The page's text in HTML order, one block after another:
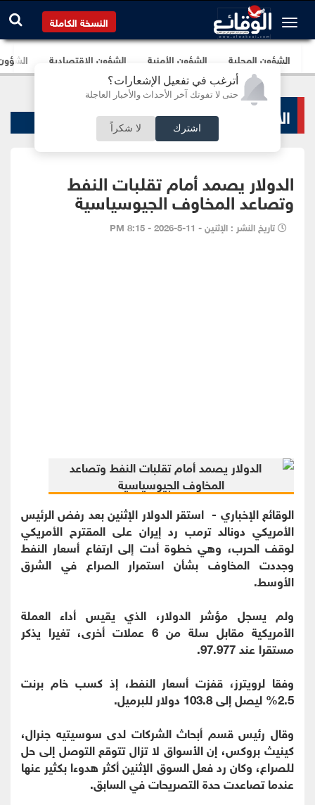
أترغب في تفعيل الإشعارات؟
حتى لا تفوتك آخر الأحداث والأخبار العاجلة
اشترك لا شكراً
النسخة الكاملة
الشؤون المحلية الشؤون الأمنية الشؤون الإقتصادية
الاخبار الاقتصادية
الدولار يصمد أمام تقلبات النفط
وتصاعد المخاوف الجيوسياسية
تاريخ النشر : الإثنين - 11-5-2026 - 8:15 PM
الوقائع الإخباري - استقر الدولار الإثنين بعد رفض الرئيس
الأمريكي دونالد ترمب رد إيران على المقترح الأمريكي
لوقف الحرب، وهي خطوة أدت إلى ارتفاع أسعار النفط
وجددت المخاوف بشأن استمرار الصراع في الشرق
الأوسط.
ولم يسجل مؤشر الدولار، الذي يقيس أداء العملة
الأمريكية مقابل سلة من 6 عملات أخرى، تغيرا يذكر
مستقرا عند 97.977.
وفقا لرويترز، قفزت أسعار النفط، إذ كسب خام برنت
2.5% ليصل إلى 103.8 دولار للبرميل.
وقال رئيس قسم أبحاث الشركات لدى سوسيتيه جنرال،
كينيث بروكس، إن الأسواق لا تزال تتوقع التوصل إلى حل
للصراع، وكان رد فعل السوق الإثنين أكثر هدوءا بكثير عنها
عندما تصاعدت حدة التصريحات في السابق.